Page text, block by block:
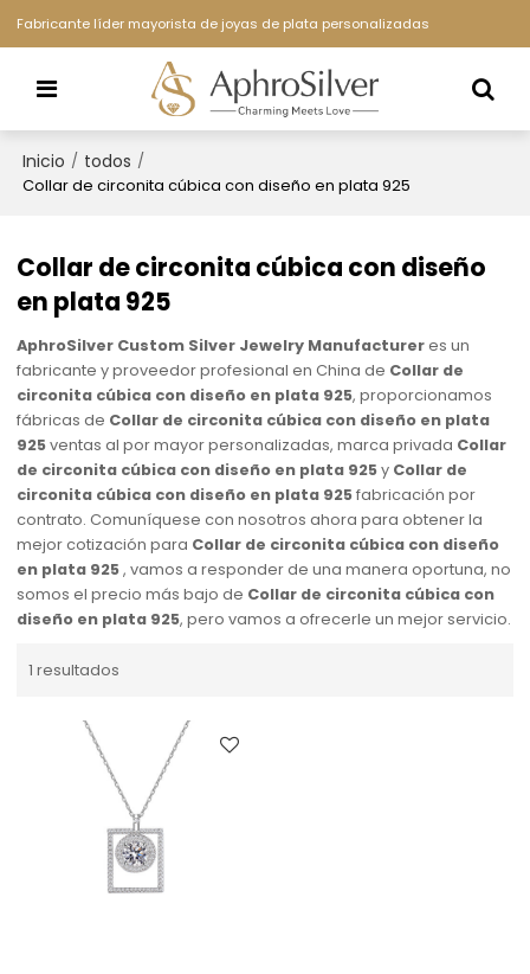
Fabricante líder mayorista de joyas de plata personalizadas
Inicio / todos /
Collar de circonita cúbica con diseño en plata 925
Collar de circonita cúbica con diseño
en plata 925
AphroSilver Custom Silver Jewelry Manufactureres un
fabricante y proveedor profesional en China de Collar de
circonita cúbica con diseño en plata 925, proporcionamos
fábricas de Collar de circonita cúbica con diseño en plata
925ventas al por mayor personalizadas, marca privada Collar
de circonita cúbica con diseño en plata 925y Collar de
circonita cúbica con diseño en plata 925fabricación por
contrato. Comuníquese con nosotros ahora para obtener la
mejor cotización para Collar de circonita cúbica con diseño
en plata 925, vamos a responder de una manera oportuna, no
somos el precio más bajo de Collar de circonita cúbica con
diseño en plata 925, pero vamos a ofrecerle un mejor servicio.
1 resultados